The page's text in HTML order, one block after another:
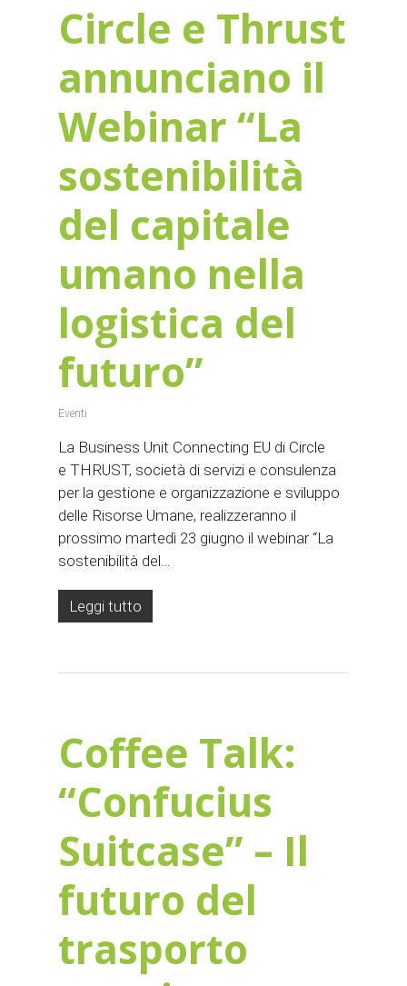
Circle e Thrust
annunciano il
Webinar “La
sostenibilità
del capitale
umano nella
logistica del
futuro”
Eventi
La Business Unit Connecting EU di Circle
e THRUST, società di servizi e consulenza
per la gestione e organizzazione e sviluppo
delle Risorse Umane, realizzeranno il
prossimo martedì 23 giugno il webinar “La
sostenibilità del…
Leggi tutto
Coffee Talk:
“Confucius
Suitcase” – Il
futuro del
trasporto